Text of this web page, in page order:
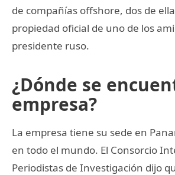
de compañías offshore, dos de
propiedad oficial de uno de los
presidente ruso.
¿Dónde se
empresa?
La empresa tiene su sede en
en todo el mundo. El Consorcio
Periodistas de Investigación dijo